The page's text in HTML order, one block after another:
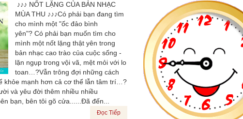
♪♪♪ NỐT LẶNG CỦA BẢN NHẠC
MÙA THU ♪♪♪Có phải bạn đang tìm
cho mình một "ốc đảo bình
yên"? Có phải bạn muốn tìm cho
mình một nốt lặng thật yên trong
bản nhạc cao trào của cuộc sống -
lặn ngụp trong vội vã, mệt mỏi với lo
toan…?Vẫn trông đợi những cách
khỏe mạnh hơn cả cơ thể lẫn tâm trí…?
và yêu đời thêm nhiều nhiều
bạn, bên tôi gõ cửa......Đã đến...
Đọc Tiếp
"Tôi thật sự thấy mình thay đổi
hướng tốt lên. Tôi thấy mình Hạnh
đã áp dụng được vào cuộc sống
đã biết lắng nghe chia sẻ, biết kìm
dữ, biết cười khi gặp rắc rối và
không còn bình phẩm nói xấu
Tôi yêu bản thân tôi."
Phi Yến
, 36 tuổi